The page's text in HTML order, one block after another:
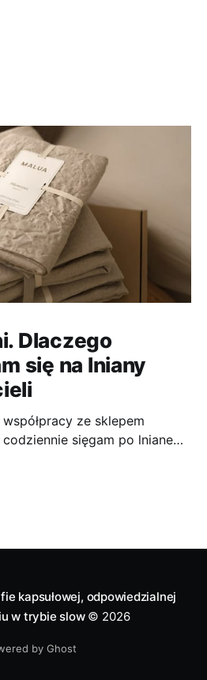
Dlaczego
się na lniany
ze sklepem
kapsułowej, odpowiedzialnej
w trybie slow© 2026
by Ghost